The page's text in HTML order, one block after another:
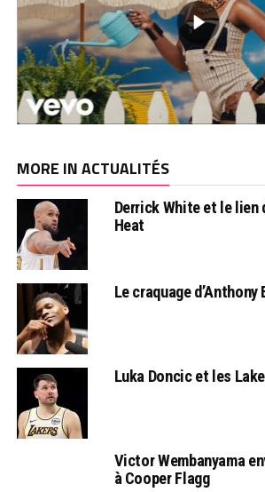
MORE IN ACTUALITÉS
Derrick White et le lien
Heat
Le craquage d’Anthony
Luka Doncic et les
Victor Wembanyama
à Cooper Flagg